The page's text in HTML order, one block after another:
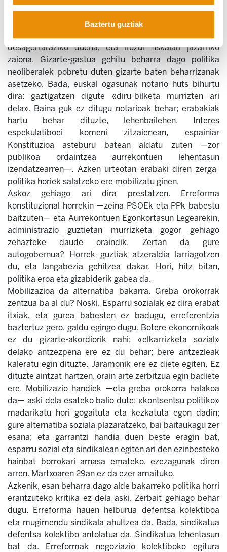
Baztertu guztiak
publikoak behar ditu. Defizita ez du sortu daukagun
gizarte-gastu urriak. Zerga-politika bidezko eta
progresiboa behar da, «ingeniaritza fiskala»
desagerraraziko duena, eta iruzur fiskalari jazarriko
zaiona. Gizarte-gastua gehitu beharra dago politika
neoliberalek pobretu duten gizarte baten beharrizanak
asetzeko. Bada, euskal ogasunak notario huts bihurtu
dira: gaztigatzen digute «diru-bilketa murrizten ari
dela». Baina guk ez ditugu notarioak behar; erabakiak
hartu behar dituzte, lehenbailehen. Interes
espekulatiboei komeni zitzaienean, espainiar
Konstituzioa asteburu batean aldatu zuten —zor
publikoa ordaintzea aurrekontuen lehentasun
izendatzearren—. Azken urteotan erabaki diren zerga-
politika horiek salatzeko ere mobilizatu ginen.
Askoz gehiago ari dira prestatzen. Erreforma
konstituzional horrekin —zeina PSOEk eta PPk babestu
baitzuten— eta Aurrekontuen Egonkortasun Legearekin,
administrazio guztietan murrizketa gogor gehiago
zehazteke daude oraindik. Zertan da gure
autogobernua? Horrek guztiak atzeraldia larriagotzen
du, eta langabezia gehitzea dakar. Hori, hitz bitan,
politika eroa eta gizabiderik gabea da.
Mobilizazioa da alternatiba bakarra. Greba orokorrak
zentzua ba al du? Noski. Esparru sozialak ez dira erabat
itxiak, eta gurea babesten ez badugu, erreferentzia
baztertuz gero, galdu egingo dugu. Botere ekonomikoak
ez du gizarte-akordiorik nahi; «elkarrizketa sozial»
delako antzezpena ere ez du behar; bere antzezleak
kaleratu egin dituzte. Jaramonik ere ez diete egiten. Ez
dituzte aintzat hartzen, orain arte zerbitzua egin badiete
ere. Mobilizazio handiek —eta greba orokorra halakoa
da— aski dela esateko balio dute; «kontsentsu politiko»
madarikatu hori gogaituta eta kezkatuta egon dadin;
gure alternatiba soziala plazaratzeko, bai baitaukagu zer
esana; eta garrantzi handia duen beste eragin bat,
esparru sozial eta sindikalean egiten ari den ezinbesteko
hainbat borrokari arnasa emateko, ezezagunak diren
arren. Martxoaren 29an ez da ezer amaituko.
Azkenik, esan beharra dago alde bakarreko politika horri
erantzuteko kritika ez dela aski. Zerbait gehiago behar
dugu. Erreforma hauen helburua defentsa kolektiboa
eta mugimendu sindikala ahultzea da. Bada, sindikatua
defentsa kolektibo antolatua da. Sindikatua lehentasun
bat da. Erreformak negoziazio kolektiboko egitura